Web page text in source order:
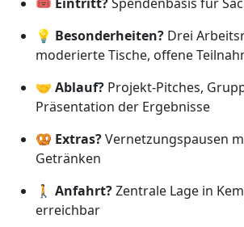
🎟️ Eintritt?Spendenbasis für
💡 Besonderheiten? Drei
moderierte Tische, offene
🤝 Ablauf? Projekt-Pitches,
Präsentation der Ergebnisse
🥨 Extras?Vernetzungspausen
Getränken
🚶 Anfahrt?Zentrale Lage in
erreichbar